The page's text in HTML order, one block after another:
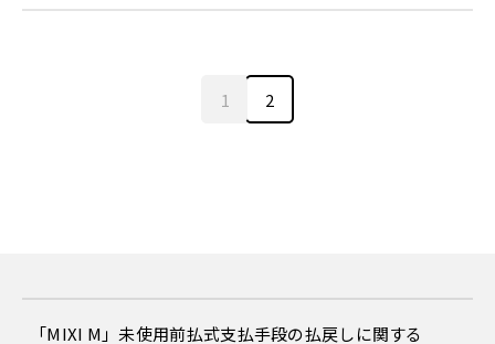
1 2
「MIXI M」未使用前払式支払手段の払戻しに関する